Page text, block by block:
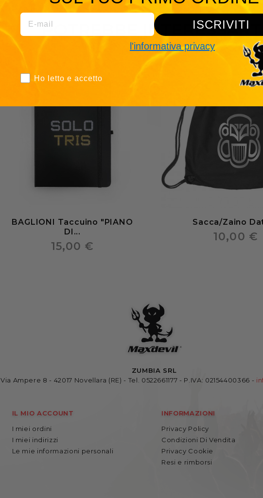
POTREBBE
BAGLIONI Taccuino "PIANO
DI...
15,00 €
Sacca/Zaino
10,00 €
ZUMBIA SRL
Via Ampere 8 - 42017 Novellara (RE) - Tel. 0522661177 - P.IVA: 02154400366 -
IL MIO ACCOUNT
I miei ordini
I miei indirizzi
Le mie informazioni personali
INFORMAZIONI
Privacy Policy
Condizioni Di Vendita
Privacy Cookie
Resi e rimborsi
ISCRIVITI
Ho letto e accetto
l'informativa privacy